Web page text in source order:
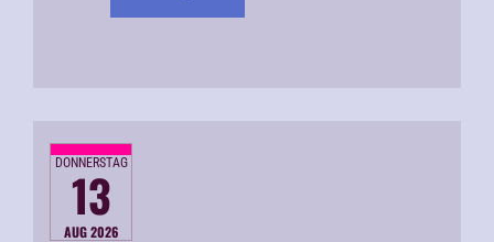
DONNERSTAG
13
AUG 2026